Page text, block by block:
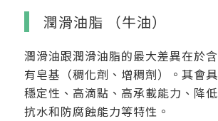
潤滑油脂 （牛油）
潤滑油跟潤滑油脂的最大差異在於
有皂基（稠化劑、增稠劑）。其會
穩定性、高滴點、高承載能力、降
抗水和防腐蝕能力等特性。